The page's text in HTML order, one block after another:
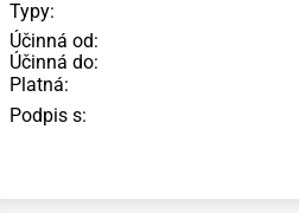
Typy:
Účinná od:
Účinná do:
Platná:
Podpis s: